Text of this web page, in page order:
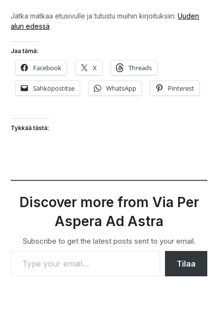
Jatka matkaa etusivulle ja tutustu muihin kirjoituksiin:Uuden
alun edessä
Jaa tämä:
Facebook X Threads
Sähköpostitse WhatsApp Pinterest
Tykkää tästä:
Discover more from Via Per
Aspera Ad Astra
Subscribe to get the latest posts sent to your email.
TYPE YOUR EMAIL…
Tilaa